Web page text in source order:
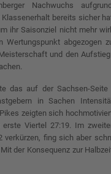
Nachwuchs
Klassenerhalt bereits sicher
ihr Saisonziel nicht mehr
Wertungspunkt abgezogen
und den
das auf der Sachsen-
in Sachen
zeigten sich
erste Viertel 27:19. Im
verkürzen, fing sich aber
der Konsequenz zur